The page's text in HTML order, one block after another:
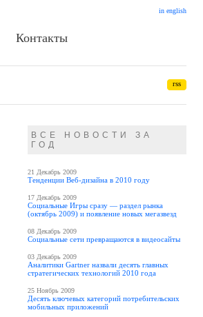
rss
ВСЕ НОВОСТИ ЗА
ГОД
21 Декабрь 2009
Тенденции Веб-дизайна в 2010 году
17 Декабрь 2009
Социальные Игры сразу — раздел рынка
(октябрь 2009) и появление новых мегазвезд
08 Декабрь 2009
Социальные сети превращаются в видеосайты
03 Декабрь 2009
Аналитики Gartner назвали десять главных
стратегических технологий 2010 года
25 Ноябрь 2009
Десять ключевых категорий потребительских
мобильных приложений
in english
Контакты